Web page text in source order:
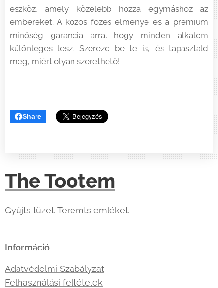
eszköz, amely közelebb hozza egymáshoz az
embereket. A közös főzés élménye és a prémium
minőség garancia arra, hogy minden alkalom
különleges lesz. Szerezd be te is, és tapasztald
meg, miért olyan szerethető!
Share
The Tootem
Gyújts tüzet. Teremts emléket.
Információ
Adatvédelmi Szabályzat
Felhasználási feltételek